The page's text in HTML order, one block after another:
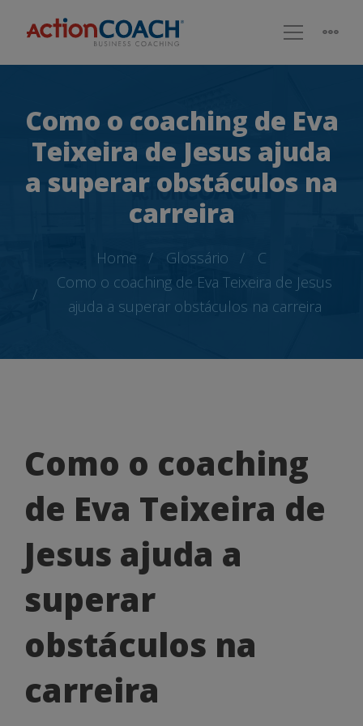
Como o coaching de Eva
Teixeira de Jesus ajuda
a superar obstáculos na
carreira
Home Glossário
C
Como o coaching de Eva Teixeira de Jesus
ajuda a superar obstáculos na carreira
Como
o
coaching
de
Eva
Teixeira
de
ajuda
Como o coaching
de Eva Teixeira de
Jesus ajuda a
superar
obstáculos na
carreira